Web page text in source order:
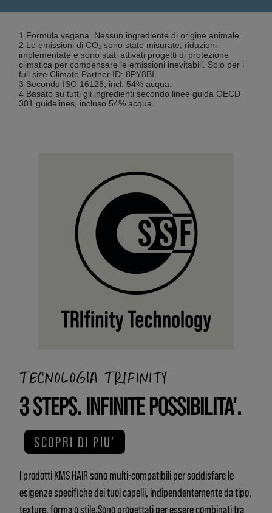
1 Formula vegana. Nessun ingrediente di origine animale.
2 Le emissioni di CO₂ sono state misurate, riduzioni
implementate e sono stati attivati progetti di protezione
climatica per compensare le emissioni inevitabili. Solo per i
full size.Climate Partner ID: 8PY8BI.
3 Secondo ISO 16128, incl. 54% acqua.
4 Basato su tutti gli ingredienti secondo linee guida OECD
301 guidelines, incluso 54% acqua.
TECNOLOGIA TRIFINITY
3 STEPS. INFINITE POSSIBILITA'.
SCOPRI DI PIU'
I prodotti KMS HAIR sono multi-compatibili per soddisfare le
esigenze specifiche dei tuoi capelli, indipendentemente da tipo,
texture, forma o stile.Sono progettati per essere combinati tra